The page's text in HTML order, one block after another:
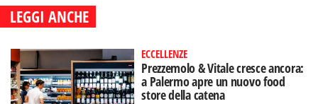
LEGGI ANCHE
ECCELLENZE
Prezzemolo & Vitale cresce ancora:
a Palermo apre un nuovo food
store della catena